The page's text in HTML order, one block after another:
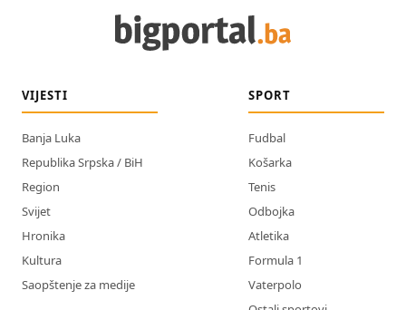
VIJESTI
Banja Luka
Republika Srpska / BiH
Region
Svijet
Hronika
Kultura
Saopštenje za medije
SPORT
Fudbal
Košarka
Tenis
Odbojka
Atletika
Formula 1
Vaterpolo